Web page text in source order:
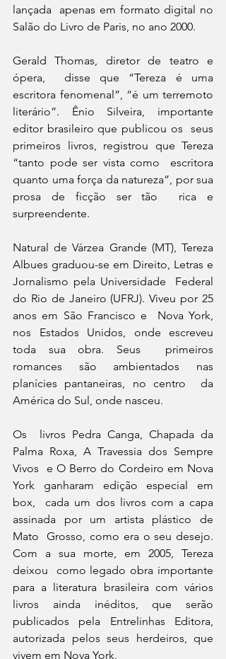
lançada  apenas em formato digital no
Salão do Livro de Paris, no ano 2000.
Gerald Thomas, diretor de teatro e
ópera,  disse que “Tereza é uma
escritora fenomenal”, “é um terremoto
literário”. Ênio Silveira, importante
editor brasileiro que publicou os  seus
primeiros livros, registrou que Tereza
“tanto pode ser vista como  escritora
quanto uma força da natureza”, por sua
prosa de ficção ser tão  rica e
surpreendente.
Natural de Várzea Grande (MT), Tereza
Albues graduou-se em Direito, Letras e
Jornalismo pela Universidade  Federal
do Rio de Janeiro (UFRJ). Viveu por 25
anos em São Francisco e  Nova York,
nos Estados Unidos, onde escreveu
toda sua obra. Seus  primeiros
romances são ambientados nas
planícies pantaneiras, no centro  da
América do Sul, onde nasceu.
Os  livros Pedra Canga, Chapada da
Palma Roxa, A Travessia dos Sempre
Vivos  e O Berro do Cordeiro em Nova
York ganharam edição especial em
box,  cada um dos livros com a capa
assinada por um artista plástico de
Mato  Grosso, como era o seu desejo.
Com a sua morte, em 2005, Tereza
deixou  como legado obra importante
para a literatura brasileira com vários
livros ainda inéditos, que serão
publicados pela Entrelinhas Editora,
autorizada pelos seus herdeiros, que
vivem em Nova York.